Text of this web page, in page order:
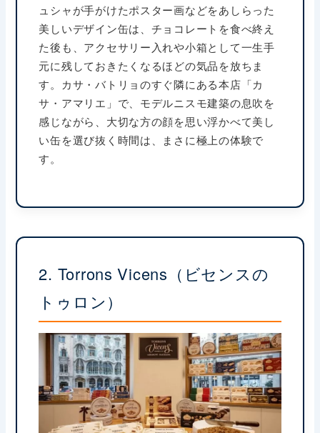
ュシャが手がけたポスター画などをあしらった
美しいデザイン缶は、チョコレートを食べ終え
た後も、アクセサリー入れや小箱として一生手
元に残しておきたくなるほどの気品を放ちま
す。カサ・バトリョのすぐ隣にある本店「カ
サ・アマリエ」で、モデルニスモ建築の息吹を
感じながら、大切な方の顔を思い浮かべて美し
い缶を選び抜く時間は、まさに極上の体験で
す。
2. Torrons Vicens（ビセンスの
トゥロン）